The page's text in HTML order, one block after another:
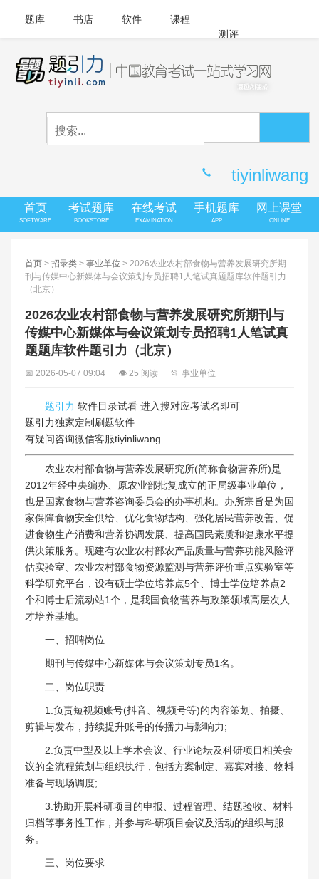
题库 书店 软件
课程
测评
APP下载
tiyinliwang
首页
SOFTWARE
考试题库
BOOKSTORE
在线考试
EXAMINATION
手机题库
APP
网上课堂
ONLINE
首页 > 招录类 > 事业单位 > 2026农业农村部食物与营养发展研究所期
刊与传媒中心新媒体与会议策划专员招聘1人笔试真题题库软件题引力
（北京）
2026农业农村部食物与营养发展研究所期刊与
传媒中心新媒体与会议策划专员招聘1人笔试真
题题库软件题引力（北京）
📅 2026-05-07 09:04 👁 25 阅读 📂 事业单位
题引力 软件目录试看 进入搜对应考试名即可
题引力独家定制刷题软件
有疑问咨询微信客服tiyinliwang
农业农村部食物与营养发展研究所(简称食物营养所)是
2012年经中央编办、原农业部批复成立的正局级事业单位，
也是国家食物与营养咨询委员会的办事机构。办所宗旨是为国
家保障食物安全供给、优化食物结构、强化居民营养改善、促
进食物生产消费和营养协调发展、提高国民素质和健康水平提
供决策服务。现建有农业农村部农产品质量与营养功能风险评
估实验室、农业农村部食物资源监测与营养评价重点实验室等
科学研究平台，设有硕士学位培养点5个、博士学位培养点2
个和博士后流动站1个，是我国食物营养与政策领域高层次人
才培养基地。
一、招聘岗位
期刊与传媒中心新媒体与会议策划专员1名。
二、岗位职责
1.负责短视频账号(抖音、视频号等)的内容策划、拍摄、
剪辑与发布，持续提升账号的传播力与影响力;
2.负责中型及以上学术会议、行业论坛及科研项目相关会
议的全流程策划与组织执行，包括方案制定、嘉宾对接、物料
准备与现场调度;
3.协助开展科研项目的申报、过程管理、结题验收、材料
归档等事务性工作，并参与科研项目会议及活动的组织与服
务。
三、岗位要求